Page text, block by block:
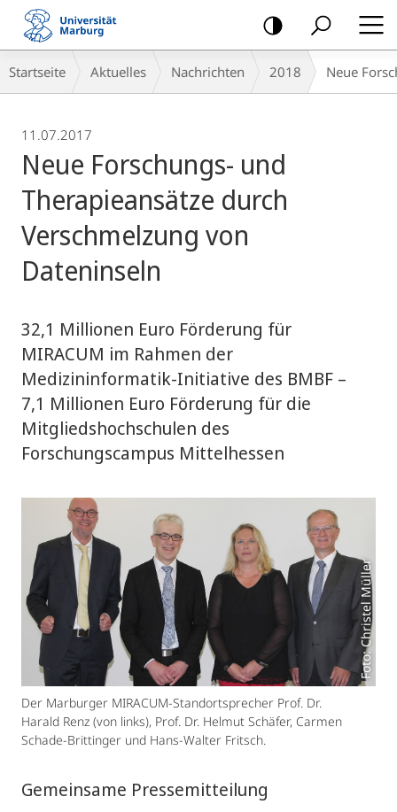
Mobile-
Navigation
Breadcrumb-
Navigation
Startseite Aktuelles Nachrichten 2018 Neue
11.07.2017
Neue Forschungs- und
Therapieansätze durch
Verschmelzung von
Dateninseln
32,1 Millionen Euro Förderung für
MIRACUM im Rahmen der
Medizininformatik-Initiative des BMBF –
7,1 Millionen Euro Förderung für die
Mitgliedshochschulen des
Forschungscampus Mittelhessen
Foto: Christel Müller
Der Marburger MIRACUM-Standortsprecher Prof. Dr.
Harald Renz (von links), Prof. Dr. Helmut Schäfer, Carmen
Schade-Brittinger und Hans-Walter Fritsch.
Gemeinsame Pressemitteilung